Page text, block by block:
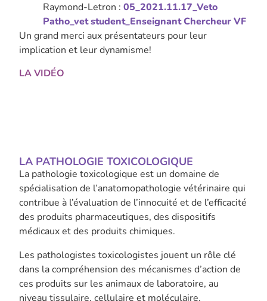
Raymond-Letron : 05_2021.11.17_Veto
Patho_vet student_Enseignant Chercheur VF
Un grand merci aux présentateurs pour leur
implication et leur dynamisme!
LA VIDÉO
LA PATHOLOGIE TOXICOLOGIQUE
La pathologie toxicologique est un domaine de
spécialisation de l’anatomopathologie vétérinaire qui
contribue à l’évaluation de l’innocuité et de l’efficacité
des produits pharmaceutiques, des dispositifs
médicaux et des produits chimiques.
Les pathologistes toxicologistes jouent un rôle clé
dans la compréhension des mécanismes d’action de
ces produits sur les animaux de laboratoire, au
niveau tissulaire, cellulaire et moléculaire.